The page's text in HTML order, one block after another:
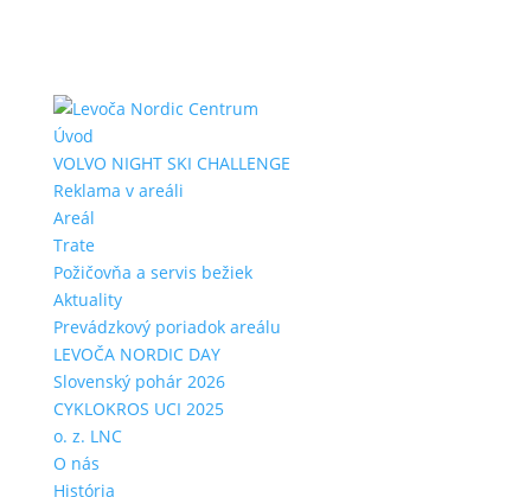
Úvod
VOLVO NIGHT SKI CHALLENGE
Reklama v areáli
Areál
Trate
Požičovňa a servis bežiek
Aktuality
Prevádzkový poriadok areálu
LEVOČA NORDIC DAY
Slovenský pohár 2026
CYKLOKROS UCI 2025
o. z. LNC
O nás
História